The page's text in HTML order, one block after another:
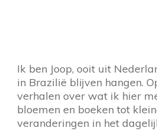
Ik ben Joop, ooit uit
in Brazilië blijven hangen.
verhalen over wat ik hier
bloemen en boeken tot
veranderingen in het